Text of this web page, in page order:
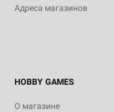
Адреса магазинов
HOBBY GAMES
О магазине